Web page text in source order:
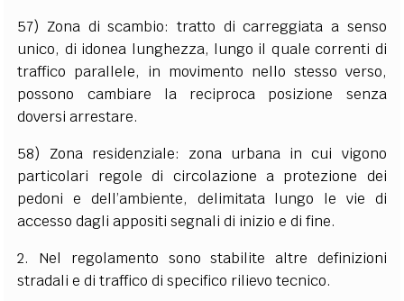
57) Zona di scambio: tratto di carreggiata a senso
unico, di idonea lunghezza, lungo il quale correnti di
traffico parallele, in movimento nello stesso verso,
possono cambiare la reciproca posizione senza
doversi arrestare.
58) Zona residenziale: zona urbana in cui vigono
particolari regole di circolazione a protezione dei
pedoni e dell’ambiente, delimitata lungo le vie di
accesso dagli appositi segnali di inizio e di fine.
2. Nel regolamento sono stabilite altre definizioni
stradali e di traffico di specifico rilievo tecnico.